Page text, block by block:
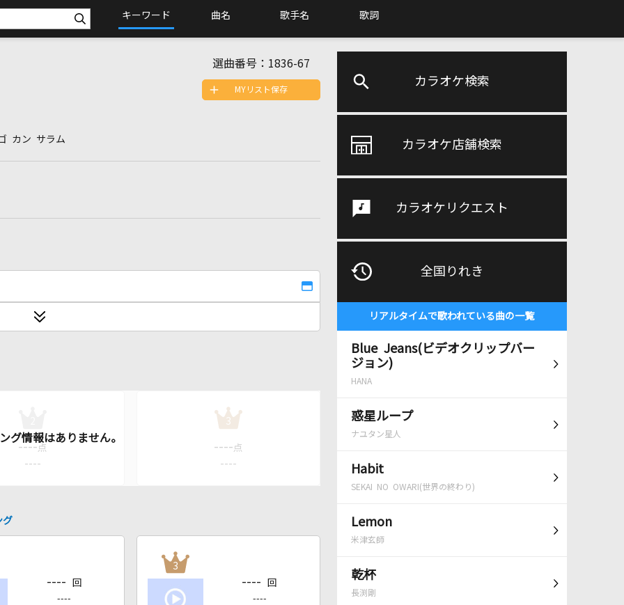
キーワード 曲名 歌手名 歌詞
カラオケ検索
カラオケ店舗検索
カラオケリクエスト
全国りれき
リアルタイムで歌われている曲の一覧
Blue Jeans(ビデオクリップバー
ジョン)
HANA
惑星ループ
ナユタン星人
Habit
SEKAI NO OWARI(世界の終わり)
Lemon
米津玄師
乾杯
長渕剛
選曲番号： 1836-67
カン サラム
MYリスト保存
---- 点
----
3
---- 点
----
グ
---- 回
----
3
---- 回
----